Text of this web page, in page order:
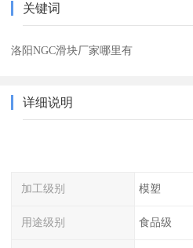
关键词
洛阳NGC滑块厂家哪里有
详细说明
加工级别 模塑
用途级别 食品级